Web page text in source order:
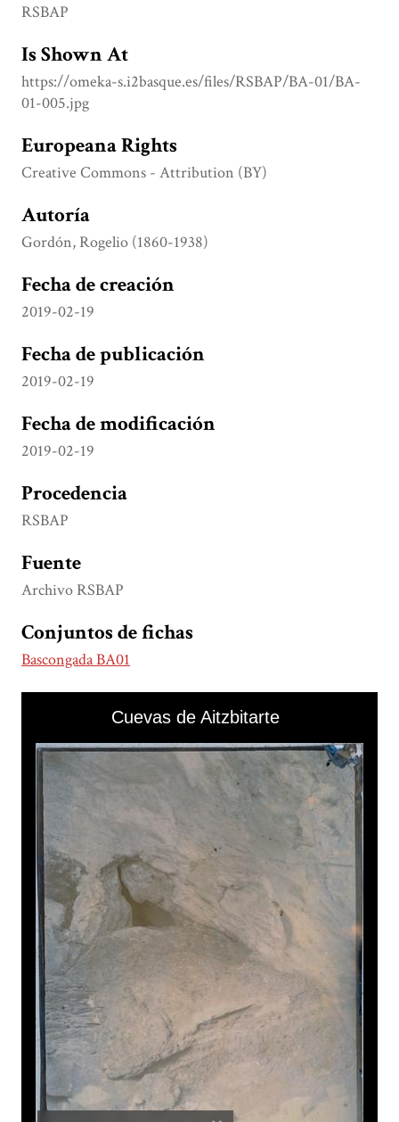
RSBAP
Is Shown At
https://omeka-s.i2basque.es/files/RSBAP/BA-01/BA-
01-005.jpg
Europeana Rights
Creative Commons - Attribution (BY)
Autoría
Gordón, Rogelio (1860-1938)
Fecha de creación
2019-02-19
Fecha de publicación
2019-02-19
Fecha de modificación
2019-02-19
Procedencia
RSBAP
Fuente
Archivo RSBAP
Conjuntos de fichas
Bascongada BA01
Media ViewerCuevas de Aitzbitarte